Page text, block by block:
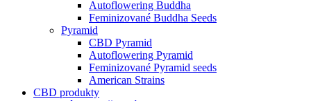
Autoflowering Buddha
Feminizované Buddha Seeds
Pyramid
CBD Pyramid
Autoflowering Pyramid
Feminizované Pyramid seeds
American Strains
CBD produkty